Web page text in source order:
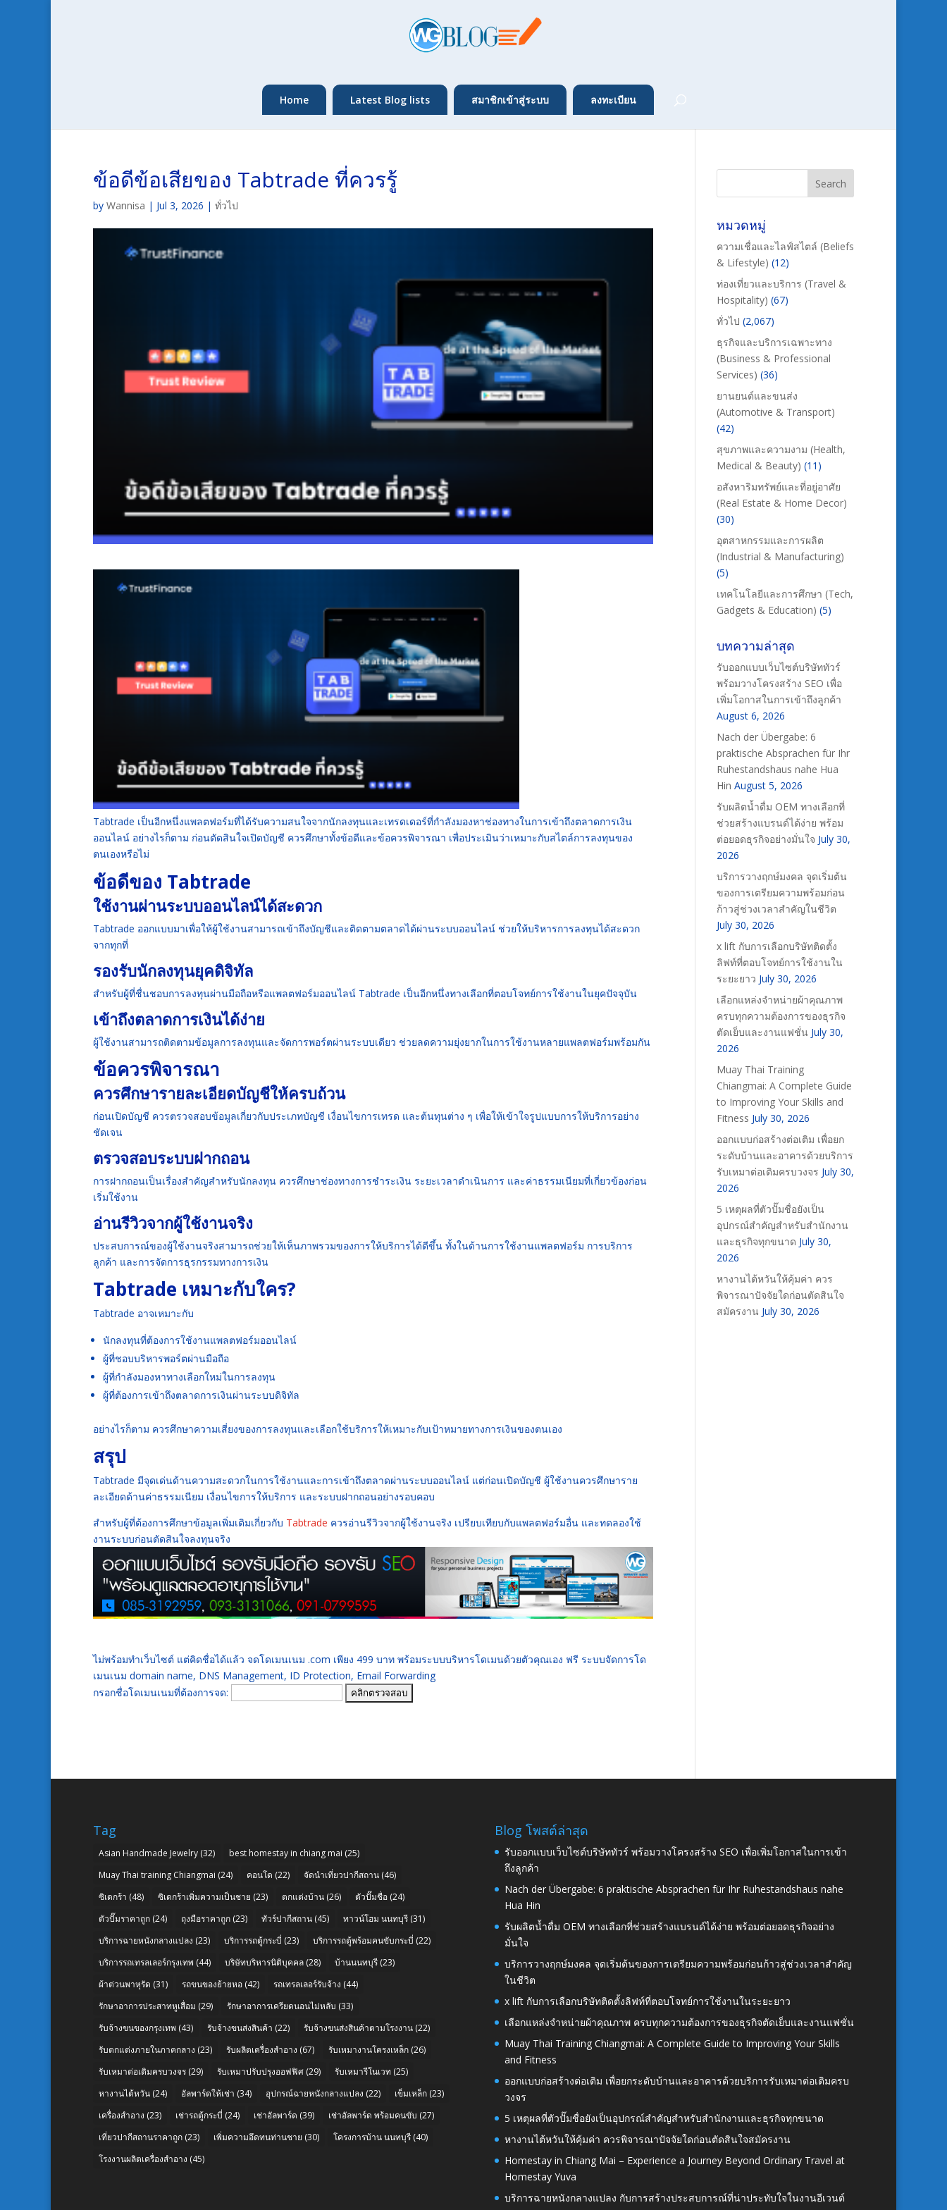
Home Latest Blog lists สมาชิกเข้าสู่ระบบ ลงทะเบียน
ข้อดีข้อเสียของ Tabtrade ที่ควรรู้
by Wannisa | Jul 3, 2026 | ทั่วไป
Tabtrade เป็นอีกหนึ่งแพลตฟอร์มที่ได้รับความสนใจจากนักลงทุนและเทรดเดอร์ที่กำลังมองหาช่องทางในการเข้าถึงตลาดการเงิน
ออนไลน์ อย่างไรก็ตาม ก่อนตัดสินใจเปิดบัญชี ควรศึกษาทั้งข้อดีและข้อควรพิจารณา เพื่อประเมินว่าเหมาะกับสไตล์การลงทุนของ
ตนเองหรือไม่
ข้อดีของ Tabtrade
ใช้งานผ่านระบบออนไลน์ได้สะดวก
Tabtrade ออกแบบมาเพื่อให้ผู้ใช้งานสามารถเข้าถึงบัญชีและติดตามตลาดได้ผ่านระบบออนไลน์ ช่วยให้บริหารการลงทุนได้สะดวก
จากทุกที่
รองรับนักลงทุนยุคดิจิทัล
สำหรับผู้ที่ชื่นชอบการลงทุนผ่านมือถือหรือแพลตฟอร์มออนไลน์ Tabtrade เป็นอีกหนึ่งทางเลือกที่ตอบโจทย์การใช้งานในยุคปัจจุบัน
เข้าถึงตลาดการเงินได้ง่าย
ผู้ใช้งานสามารถติดตามข้อมูลการลงทุนและจัดการพอร์ตผ่านระบบเดียว ช่วยลดความยุ่งยากในการใช้งานหลายแพลตฟอร์มพร้อมกัน
ข้อควรพิจารณา
ควรศึกษารายละเอียดบัญชีให้ครบถ้วน
ก่อนเปิดบัญชี ควรตรวจสอบข้อมูลเกี่ยวกับประเภทบัญชี เงื่อนไขการเทรด และต้นทุนต่าง ๆ เพื่อให้เข้าใจรูปแบบการให้บริการอย่าง
ชัดเจน
ตรวจสอบระบบฝากถอน
การฝากถอนเป็นเรื่องสำคัญสำหรับนักลงทุน ควรศึกษาช่องทางการชำระเงิน ระยะเวลาดำเนินการ และค่าธรรมเนียมที่เกี่ยวข้องก่อน
เริ่มใช้งาน
อ่านรีวิวจากผู้ใช้งานจริง
ประสบการณ์ของผู้ใช้งานจริงสามารถช่วยให้เห็นภาพรวมของการให้บริการได้ดีขึ้น ทั้งในด้านการใช้งานแพลตฟอร์ม การบริการ
ลูกค้า และการจัดการธุรกรรมทางการเงิน
Tabtrade เหมาะกับใคร?
Tabtrade อาจเหมาะกับ
นักลงทุนที่ต้องการใช้งานแพลตฟอร์มออนไลน์
ผู้ที่ชอบบริหารพอร์ตผ่านมือถือ
ผู้ที่กำลังมองหาทางเลือกใหม่ในการลงทุน
ผู้ที่ต้องการเข้าถึงตลาดการเงินผ่านระบบดิจิทัล
อย่างไรก็ตาม ควรศึกษาความเสี่ยงของการลงทุนและเลือกใช้บริการให้เหมาะกับเป้าหมายทางการเงินของตนเอง
สรุป
Tabtrade มีจุดเด่นด้านความสะดวกในการใช้งานและการเข้าถึงตลาดผ่านระบบออนไลน์ แต่ก่อนเปิดบัญชี ผู้ใช้งานควรศึกษาราย
ละเอียดด้านค่าธรรมเนียม เงื่อนไขการให้บริการ และระบบฝากถอนอย่างรอบคอบ
สำหรับผู้ที่ต้องการศึกษาข้อมูลเพิ่มเติมเกี่ยวกับ Tabtrade ควรอ่านรีวิวจากผู้ใช้งานจริง เปรียบเทียบกับแพลตฟอร์มอื่น และทดลองใช้
งานระบบก่อนตัดสินใจลงทุนจริง
ไม่พร้อมทำเว็บไซต์ แต่คิดชื่อได้แล้ว จดโดเมนเนม .com เพียง 499 บาท พร้อมระบบบริหารโดเมนด้วยตัวคุณเอง ฟรี ระบบจัดการโด
เมนเนม domain name, DNS Management, ID Protection, Email Forwarding
กรอกชื่อโดเมนเนมที่ต้องการจด:
หมวดหมู่
ความเชื่อและไลฟ์สไตล์ (Beliefs
& Lifestyle) (12)
ท่องเที่ยวและบริการ (Travel &
Hospitality) (67)
ทั่วไป (2,067)
ธุรกิจและบริการเฉพาะทาง
(Business & Professional
Services) (36)
ยานยนต์และขนส่ง
(Automotive & Transport)
(42)
สุขภาพและความงาม (Health,
Medical & Beauty) (11)
อสังหาริมทรัพย์และที่อยู่อาศัย
(Real Estate & Home Decor)
(30)
อุตสาหกรรมและการผลิต
(Industrial & Manufacturing)
(5)
เทคโนโลยีและการศึกษา (Tech,
Gadgets & Education) (5)
บทความล่าสุด
รับออกแบบเว็บไซต์บริษัททัวร์
พร้อมวางโครงสร้าง SEO เพื่อ
เพิ่มโอกาสในการเข้าถึงลูกค้า
August 6, 2026
Nach der Übergabe: 6
praktische Absprachen für Ihr
Ruhestandshaus nahe Hua
Hin August 5, 2026
รับผลิตน้ำดื่ม OEM ทางเลือกที่
ช่วยสร้างแบรนด์ได้ง่าย พร้อม
ต่อยอดธุรกิจอย่างมั่นใจ July 30,
2026
บริการวางฤกษ์มงคล จุดเริ่มต้น
ของการเตรียมความพร้อมก่อน
ก้าวสู่ช่วงเวลาสำคัญในชีวิต
July 30, 2026
x lift กับการเลือกบริษัทติดตั้ง
ลิฟท์ที่ตอบโจทย์การใช้งานใน
ระยะยาว July 30, 2026
เลือกแหล่งจำหน่ายผ้าคุณภาพ
ครบทุกความต้องการของธุรกิจ
ตัดเย็บและงานแฟชั่น July 30,
2026
Muay Thai Training
Chiangmai: A Complete Guide
to Improving Your Skills and
Fitness July 30, 2026
ออกแบบก่อสร้างต่อเติม เพื่อยก
ระดับบ้านและอาคารด้วยบริการ
รับเหมาต่อเติมครบวงจร July 30,
2026
5 เหตุผลที่ตัวปั๊มชื่อยังเป็น
อุปกรณ์สำคัญสำหรับสำนักงาน
และธุรกิจทุกขนาด July 30,
2026
หางานไต้หวันให้คุ้มค่า ควร
พิจารณาปัจจัยใดก่อนตัดสินใจ
สมัครงาน July 30, 2026
Tag
Asian Handmade Jewelry (32) best homestay in chiang mai (25)
Muay Thai training Chiangmai (24) คอนโด (22) จัดนำเที่ยวปากีสถาน (46)
ซิเดกร้า (48) ซิเดกร้าเพิ่มความเป็นชาย (23) ตกแต่งบ้าน (26) ตัวปั๊มชื่อ (24)
ตัวปั๊มราคาถูก (24) ถุงมือราคาถูก (23) ทัวร์ปากีสถาน (45) ทาวน์โฮม นนทบุรี (31)
บริการฉายหนังกลางแปลง (23) บริการรถตู้กระบี่ (23) บริการรถตู้พร้อมคนขับกระบี่ (22)
บริการรถเทรลเลอร์กรุงเทพ (44) บริษัทบริหารนิติบุคคล (28) บ้านนนทบุรี (23)
ผ้าต่วนพาหุรัด (31) รถขนของย้ายหอ (42) รถเทรลเลอร์รับจ้าง (44)
รักษาอาการประสาทหูเสื่อม (29) รักษาอาการเครียดนอนไม่หลับ (33)
รับจ้างขนของกรุงเทพ (43) รับจ้างขนส่งสินค้า (22) รับจ้างขนส่งสินค้าตามโรงงาน (22)
รับตกแต่งภายในภาคกลาง (23) รับผลิตเครื่องสำอาง (67) รับเหมางานโครงเหล็ก (26)
รับเหมาต่อเติมครบวงจร (29) รับเหมาปรับปรุงออฟฟิศ (29) รับเหมารีโนเวท (25)
หางานไต้หวัน (24) อัลพาร์ดให้เช่า (34) อุปกรณ์ฉายหนังกลางแปลง (22) เข็มเหล็ก (23)
เครื่องสำอาง (23) เช่ารถตู้กระบี่ (24) เช่าอัลพาร์ด (39) เช่าอัลพาร์ด พร้อมคนขับ (27)
เที่ยวปากีสถานราคาถูก (23) เพิ่มความอึดทนท่านชาย (30) โครงการบ้าน นนทบุรี (40)
โรงงานผลิตเครื่องสำอาง (45)
Blog โพสต์ล่าสุด
รับออกแบบเว็บไซต์บริษัททัวร์ พร้อมวางโครงสร้าง SEO เพื่อเพิ่มโอกาสในการเข้า
ถึงลูกค้า
Nach der Übergabe: 6 praktische Absprachen für Ihr Ruhestandshaus nahe
Hua Hin
รับผลิตน้ำดื่ม OEM ทางเลือกที่ช่วยสร้างแบรนด์ได้ง่าย พร้อมต่อยอดธุรกิจอย่าง
มั่นใจ
บริการวางฤกษ์มงคล จุดเริ่มต้นของการเตรียมความพร้อมก่อนก้าวสู่ช่วงเวลาสำคัญ
ในชีวิต
x lift กับการเลือกบริษัทติดตั้งลิฟท์ที่ตอบโจทย์การใช้งานในระยะยาว
เลือกแหล่งจำหน่ายผ้าคุณภาพ ครบทุกความต้องการของธุรกิจตัดเย็บและงานแฟชั่น
Muay Thai Training Chiangmai: A Complete Guide to Improving Your Skills
and Fitness
ออกแบบก่อสร้างต่อเติม เพื่อยกระดับบ้านและอาคารด้วยบริการรับเหมาต่อเติมครบ
วงจร
5 เหตุผลที่ตัวปั๊มชื่อยังเป็นอุปกรณ์สำคัญสำหรับสำนักงานและธุรกิจทุกขนาด
หางานไต้หวันให้คุ้มค่า ควรพิจารณาปัจจัยใดก่อนตัดสินใจสมัครงาน
Homestay in Chiang Mai – Experience a Journey Beyond Ordinary Travel at
Homestay Yuva
บริการฉายหนังกลางแปลง กับการสร้างประสบการณ์ที่น่าประทับใจในงานอีเวนต์